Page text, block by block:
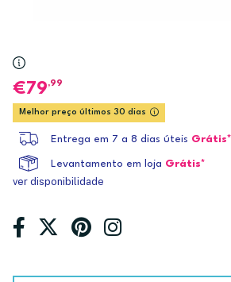
79,99
Melhor preço últimos 30 dias
Entrega em 7 a 8 dias úteis Grátis*
Levantamento em loja Grátis*
ver disponibilidade